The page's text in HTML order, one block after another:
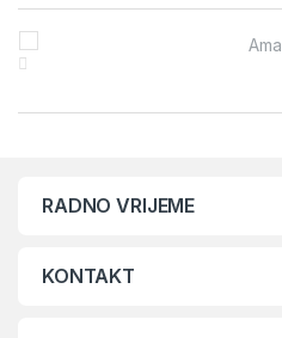
Brands Carousel
RADNO VRIJEME
KONTAKT